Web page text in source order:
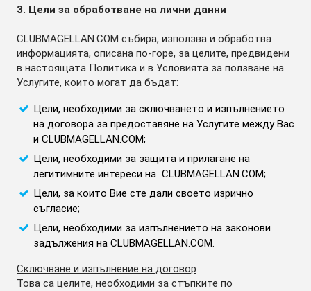
3. Цели за обработване на лични данни
CLUBMAGELLAN.COM събира, използва и обработва
информацията, описана по-горе, за целите, предвидени
в настоящата Политика и в Условията за ползване на
Услугите, които могат да бъдат:
Цели, необходими за сключването и изпълнението
на договора за предоставяне на Услугите между Вас
и CLUBMAGELLAN.COM;
Цели, необходими за защита и прилагане на
легитимните интереси на CLUBMAGELLAN.COM;
Цели, за които Вие сте дали своето изрично
съгласие;
Цели, необходими за изпълнението на законови
задължения на CLUBMAGELLAN.COM.
Сключване и изпълнение на договор
Това са целите, необходими за стъпките по